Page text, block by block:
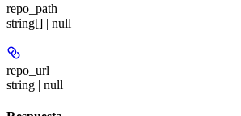
repo_path
string[] | null
repo_url
string | null